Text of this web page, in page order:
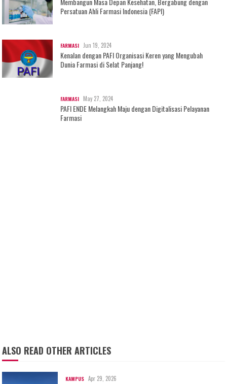
Persatuan Ahli Farmasi Indonesia (FAPI)
FARMASI Jun 19, 2024
Kenalan dengan PAFI Organisasi Keren yang Mengubah
Dunia Farmasi di Selat Panjang!
FARMASI May 27, 2024
PAFI ENDE Melangkah Maju dengan Digitalisasi Pelayanan
Farmasi
ALSO READ OTHER ARTICLES
KAMPUS Apr 29, 2026